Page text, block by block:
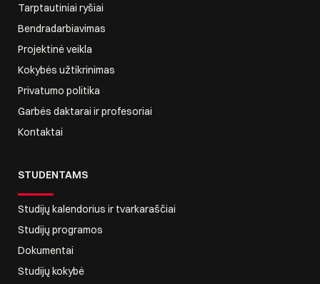
Tarptautiniai ryšiai
Bendradarbiavimas
Projektinė veikla
Kokybės užtikrinimas
Privatumo politika
Garbės daktarai ir profesoriai
Kontaktai
STUDENTAMS
Studijų kalendorius ir tvarkaraščiai
Studijų programos
Dokumentai
Studijų kokybė